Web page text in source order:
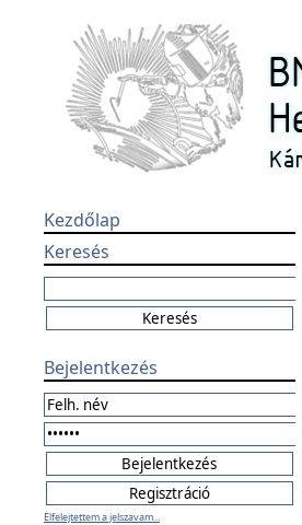
Kezdőlap
Keresés
Bejelentkezés
Elfelejtettem a jelszavam...